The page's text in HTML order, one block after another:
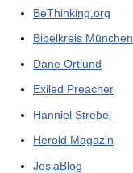
BeThinking.org
Bibelkreis München
Dane Ortlund
Exiled Preacher
Hanniel Strebel
Herold Magazin
JosiaBlog